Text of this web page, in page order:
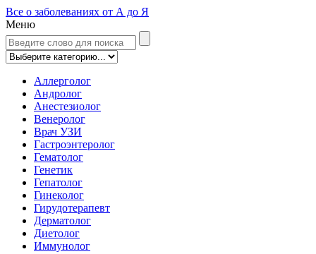
Все о заболеваниях от А до Я
Меню
Аллерголог
Андролог
Анестезиолог
Венеролог
Врач УЗИ
Гастроэнтеролог
Гематолог
Генетик
Гепатолог
Гинеколог
Гирудотерапевт
Дерматолог
Диетолог
Иммунолог